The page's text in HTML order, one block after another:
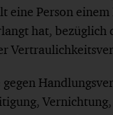
eine Person
hat,